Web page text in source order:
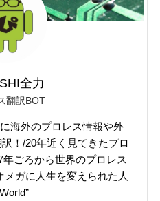
全力
翻訳BOT
海外のプロレス情報や外
！/20年近く見てきたプロ
ごろから世界のプロレス
ガに人生を変えられた人